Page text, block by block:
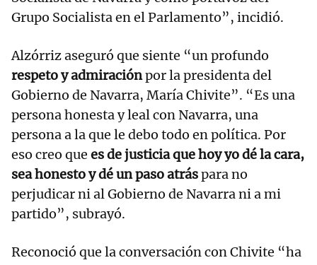
Grupo Socialista en el Parlamento”, incidió.
Alzórriz aseguró que siente “un profundo
respeto y admiraciónpor la presidenta del
Gobierno de Navarra, María Chivite”. “Es una
persona honesta y leal con Navarra, una
persona a la que le debo todo en política. Por
eso creo que es de justicia que hoy yo dé la cara,
sea honesto y dé un paso atráspara no
perjudicar ni al Gobierno de Navarra ni a mi
partido”, subrayó.
Reconoció que la conversación con Chivite “ha